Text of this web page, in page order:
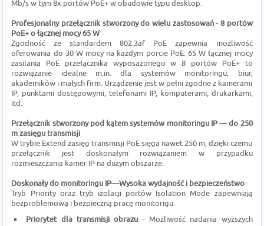
Mb/s w tym 8x portów PoE+ w obudowie typu desktop.
Profesjonalny przełącznik stworzony do wielu zastosowań - 8 portów
PoE+ o łącznej mocy 65 W
Zgodność ze standardem 802.3af PoE zapewnia możliwość
oferowania do 30 W mocy na każdym porcie PoE. 65 W łącznej mocy
zasilania PoE przełącznika wyposażonego w 8 portów PoE+ to
rozwiązanie idealne m.in. dla systemów monitoringu, biur,
akademików i małych firm. Urządzenie jest w pełni zgodne z kamerami
IP, punktami dostępowymi, telefonami IP, komputerami, drukarkami,
itd.
Przełącznik stworzony pod kątem systemów monitoringu IP — do 250
m zasięgu transmisji
W trybie Extend zasięg transmisji PoE sięga nawet 250 m, dzięki czemu
przełącznik jest doskonałym rozwiązaniem w przypadku
rozmieszczania kamer IP na dużym obszarze.
Doskonały do monitoringu IP—Wysoka wydajność i bezpieczeństwo
Tryb Priority oraz tryb izolacji portów Isolation Mode zapewniają
bezproblemową i bezpieczną pracę monitorigu.
Priorytet dla transmisji obrazu - Możliwość nadania wyższych